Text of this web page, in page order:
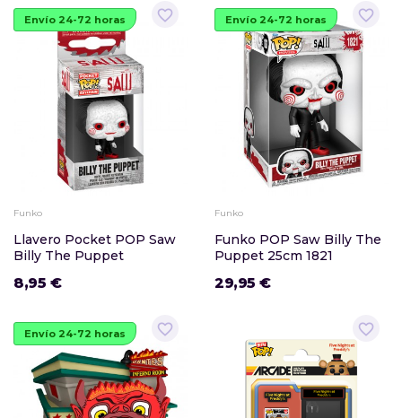
favorite_border
Envío 24-72 horas
Funko
Llavero Pocket POP Saw
Billy The Puppet
8,95 €
favorite_border
Envío 24-72 horas
Funko
Funko POP Saw Billy The
Puppet 25cm 1821
29,95 €
favorite_border
Envío 24-72 horas favorite_border